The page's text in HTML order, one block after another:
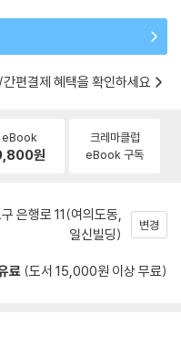
편결제 혜택을 확인하세요
eBook
원
크레마클럽
eBook 구독
은행로 11(여의도동,
일신빌딩)
변경
료 (도서 15,000원 이상 무료)